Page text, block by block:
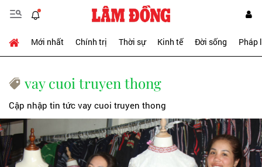
Mới nhất Chính trị Thời sự Kinh tế Đời sống Pháp
vay cuoi truyen thong
Cập nhập tin tức vay cuoi truyen thong